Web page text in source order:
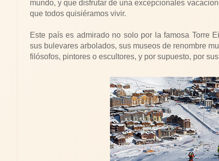
mundo, y que disfrutar de una excepcionales
que todos quisiéramos vivir.
Este país es admirado no solo por la famosa Torre
sus bulevares arbolados, sus museos de renombre
filósofos, pintores o escultores, y por supuesto, por